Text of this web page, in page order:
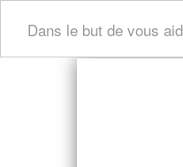
Dans le but de vous